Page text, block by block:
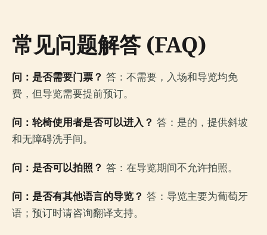
常见问题解答 (FAQ)
问：是否需要门票？ 答：不需要，入场和导览均免
费，但导览需要提前预订。
问：轮椅使用者是否可以进入？ 答：是的，提供斜坡
和无障碍洗手间。
问：是否可以拍照？ 答：在导览期间不允许拍照。
问：是否有其他语言的导览？ 答：导览主要为葡萄牙
语；预订时请咨询翻译支持。